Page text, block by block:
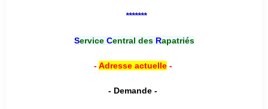
*******
Service Central desRapatriés
-Adresse actuelle-
- Demande -